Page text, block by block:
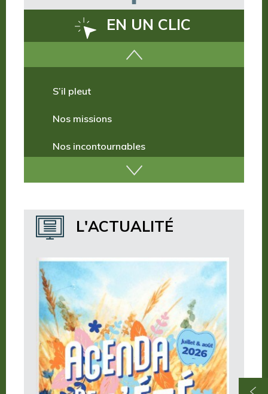
EN UN CLIC
Nos incontournables
Où dormir ?
L'ACTUALITÉ